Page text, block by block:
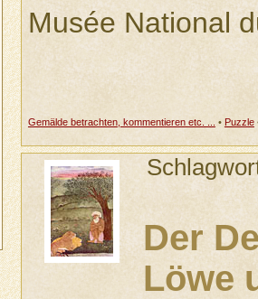
Musée National
Gemälde betrachten, kommentieren etc. ... • Puzzle
Der
Löwe